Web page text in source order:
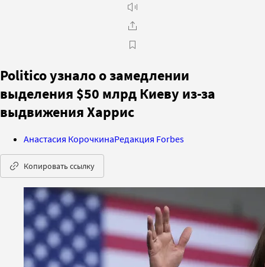
Politico узнало о замедлении
выделения $50 млрд Киеву из-за
выдвижения Харрис
Анастасия КорочкинаРедакция Forbes
Копировать ссылку